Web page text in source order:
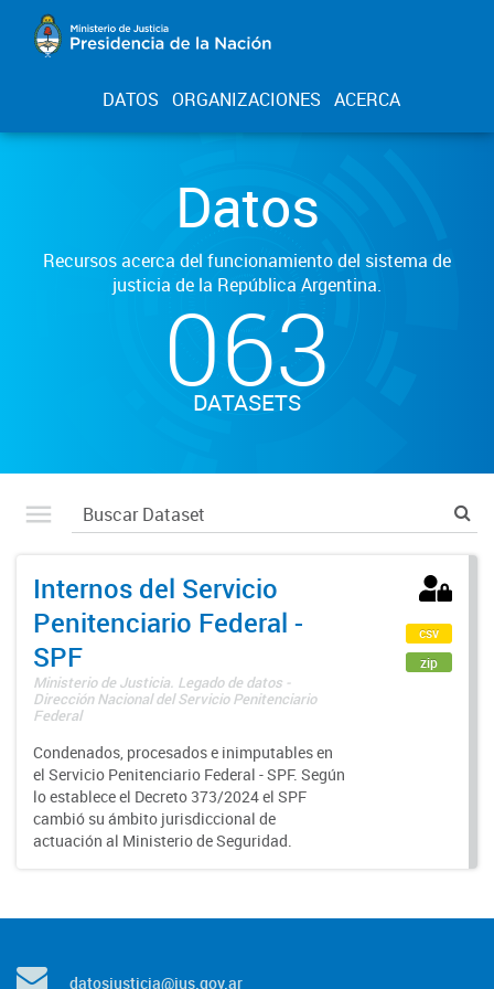
DATOS ORGANIZACIONES ACERCA
Datos
Recursos acerca del funcionamiento del sistema de
justicia de la República Argentina.
063
DATASETS
Internos del Servicio
Penitenciario Federal -
SPF
Ministerio de Justicia. Legado de datos -
Dirección Nacional del Servicio Penitenciario
Federal
Condenados, procesados e inimputables en
el Servicio Penitenciario Federal - SPF. Según
lo establece el Decreto 373/2024 el SPF
cambió su ámbito jurisdiccional de
actuación al Ministerio de Seguridad.
csv
zip
datosjusticia@jus.gov.ar